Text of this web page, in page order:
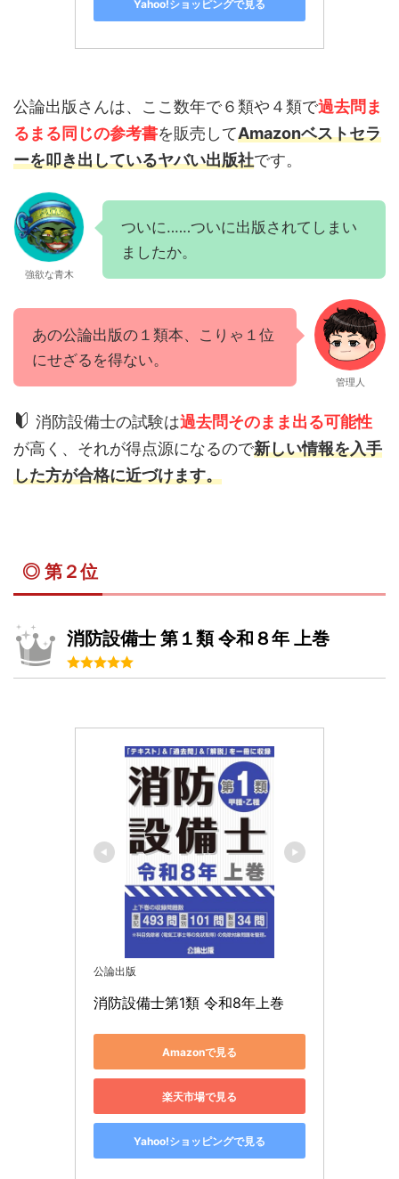
Yahoo!ショッピングで見る
公論出版さんは、ここ数年で６類や４類で過去問ま
るまる同じの参考書を販売してAmazonベストセラ
ーを叩き出しているヤバい出版社です。
強欲な青木
ついに‥‥‥ついに出版されてしまい
ましたか。
あの公論出版の１類本、こりゃ１位
にせざるを得ない。
管理人
消防設備士の試験は過去問そのまま出る可能性
が高く、それが得点源になるので新しい情報を入手
した方が合格に近づけます。
◎ 第２位
消防設備士 第１類 令和８年 上巻
公論出版
消防設備士第1類 令和8年上巻
Amazonで見る
楽天市場で見る
Yahoo!ショッピングで見る